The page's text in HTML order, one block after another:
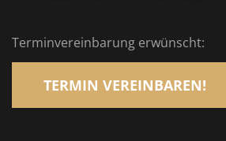
Terminvereinbarung erwünscht:
TERMIN VEREINBAREN!